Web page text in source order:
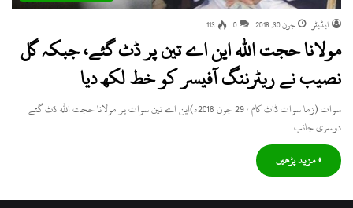
ایڈیٹر جون 30, 2018 0
113
مولانا حجت اللہ این اے تین پر ڈٹ گئے، جبکہ گل
نصیب نے ریٹرننگ آفیسر کو خط لکھ دیا
سوات (زما سوات ڈاٹ کام ، 29 جون 2018ء)این اے تین سوات پر مولانا حجت اللہ ڈٹ گئے
دوسری جانب…
» مزید پڑھیں